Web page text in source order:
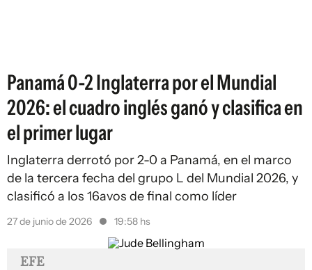
Panamá 0-2 Inglaterra por el Mundial
2026: el cuadro inglés ganó y clasifica en
el primer lugar
Inglaterra derrotó por 2-0 a Panamá, en el marco
de la tercera fecha del grupo L del Mundial 2026, y
clasificó a los 16avos de final como líder
27 de junio de 2026 19:58 hs
EFE